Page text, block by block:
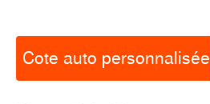
Cote auto personnalisée